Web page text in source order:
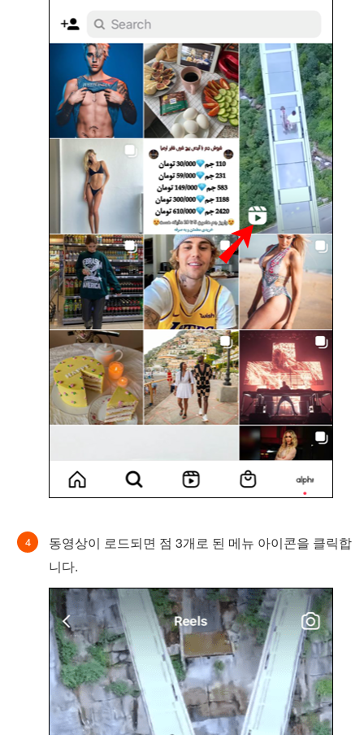
동영상이 로드되면 점 3개로 된 메뉴 아이콘을 클릭합
니다.